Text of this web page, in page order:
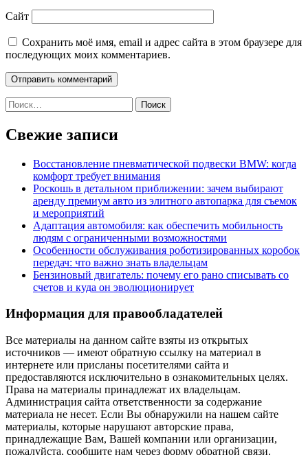
Сайт
Сохранить моё имя, email и адрес сайта в этом браузере для
последующих моих комментариев.
Найти:
Свежие записи
Восстановление пневматической подвески BMW: когда
комфорт требует внимания
Роскошь в детальном приближении: зачем выбирают
аренду премиум авто из элитного автопарка для съемок
и мероприятий
Адаптация автомобиля: как обеспечить мобильность
людям с ограниченными возможностями
Особенности обслуживания роботизированных коробок
передач: что важно знать владельцам
Бензиновый двигатель: почему его рано списывать со
счетов и куда он эволюционирует
Информация для правообладателей
Все материалы на данном сайте взяты из открытых
источников — имеют обратную ссылку на материал в
интернете или присланы посетителями сайта и
предоставляются исключительно в ознакомительных целях.
Права на материалы принадлежат их владельцам.
Администрация сайта ответственности за содержание
материала не несет. Если Вы обнаружили на нашем сайте
материалы, которые нарушают авторские права,
принадлежащие Вам, Вашей компании или организации,
пожалуйста, сообщите нам через форму обратной связи.